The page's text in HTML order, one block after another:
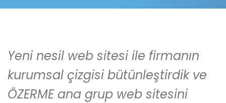
Yeni nesil web sitesi ile firmanın
kurumsal çizgisi bütünleştirdik ve
ÖZERME ana grup web sitesini